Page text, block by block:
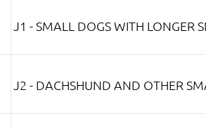
J1 - SMALL DOGS WITH LONGER
J2 - DACHSHUND AND OTHER